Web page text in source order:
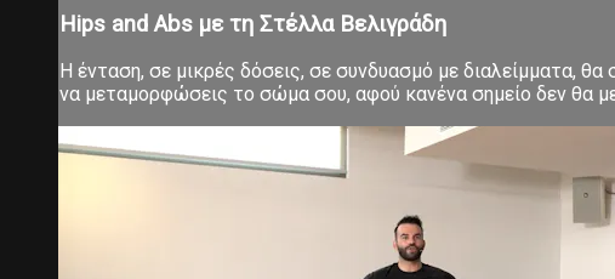
Hips and Abs με τη Στέλλα Βελιγράδη
Η ένταση, σε μικρές δόσεις, σε συνδυασμό με διαλείμματα,
να μεταμορφώσεις το σώμα σου, αφού κανένα σημείο δεν θα